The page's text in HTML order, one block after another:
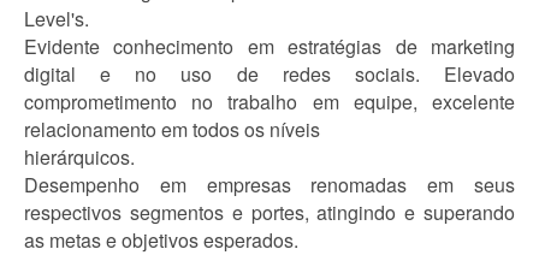
Level's.
Evidente conhecimento em estratégias de marketing
digital e no uso de redes sociais. Elevado
comprometimento no trabalho em equipe, excelente
relacionamento em todos os níveis
hierárquicos.
Desempenho em empresas renomadas em seus
respectivos segmentos e portes, atingindo e superando
as metas e objetivos esperados.